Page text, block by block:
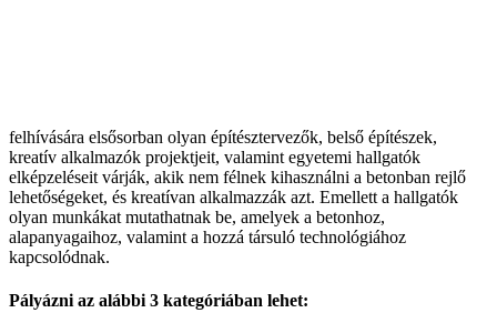
felhívására elsősorban olyan építésztervezők, belső építészek,
kreatív alkalmazók projektjeit, valamint egyetemi hallgatók
elképzeléseit várják, akik nem félnek kihasználni a betonban rejlő
lehetőségeket, és kreatívan alkalmazzák azt. Emellett a hallgatók
olyan munkákat mutathatnak be, amelyek a betonhoz,
alapanyagaihoz, valamint a hozzá társuló technológiához
kapcsolódnak.
Pályázni az alábbi 3 kategóriában lehet: